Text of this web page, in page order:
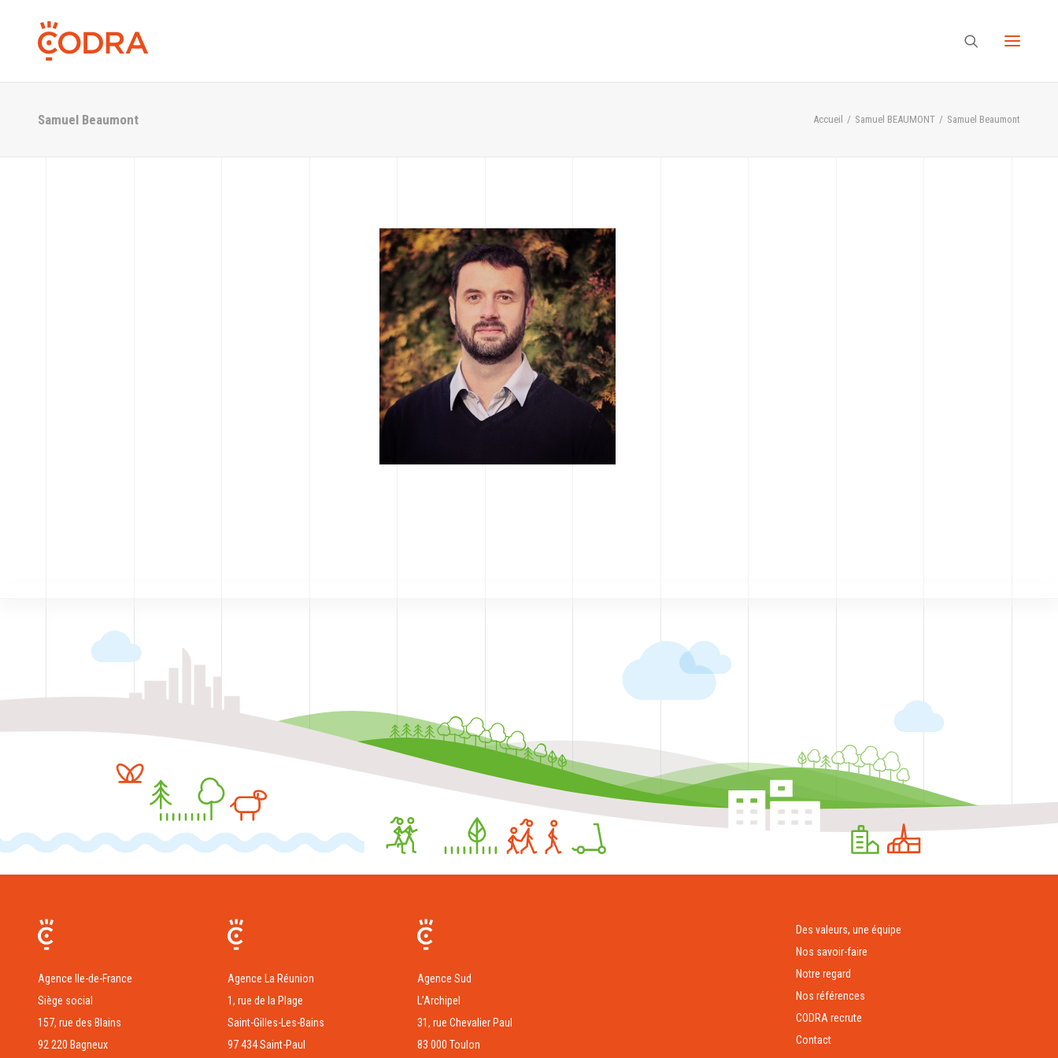
Samuel Beaumont Accueil Samuel BEAUMONT Samuel Beaumont
Agence Ile-de-France
Siège social
157, rue des Blains
92 220 Bagneux
Agence La Réunion
1, rue de la Plage
Saint-Gilles-Les-Bains
97 434 Saint-Paul
Agence Sud
L’Archipel
31, rue Chevalier Paul
83 000 Toulon
Des valeurs, une équipe
Nos savoir-faire
Notre regard
Nos références
CODRA recrute
Contact